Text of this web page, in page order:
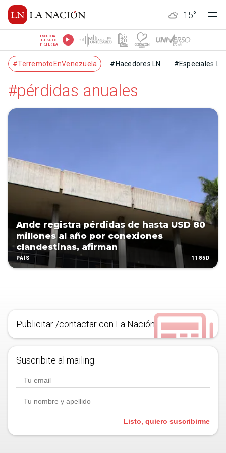
15°
ESCUCHÁ
TU RADIO
PREFERIDA
#TerremotoEnVenezuela #Hacedores LN #Especiales LN
#pérdidas anuales
Ande registra pérdidas de hasta USD 80
millones al año por conexiones
clandestinas, afirman
PAÍS 1185D
Publicitar /contactar con La Nación
Suscribite al mailing.
Listo, quiero suscribirme